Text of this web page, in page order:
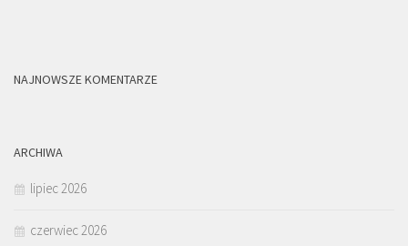
NAJNOWSZE KOMENTARZE
ARCHIWA
lipiec 2026
czerwiec 2026